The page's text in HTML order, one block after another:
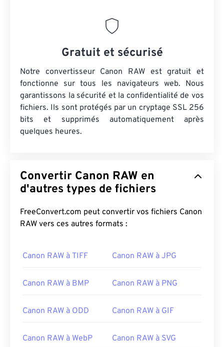
Gratuit et sécurisé
Notre convertisseur Canon RAW est gratuit et
fonctionne sur tous les navigateurs web. Nous
garantissons la sécurité et la confidentialité de vos
fichiers. Ils sont protégés par un cryptage SSL 256
bits et supprimés automatiquement après
quelques heures.
Convertir Canon RAW en
d'autres types de fichiers
FreeConvert.com peut convertir vos fichiers Canon
RAW vers ces autres formats :
Canon RAW à TIFF Canon RAW à JPG
Canon RAW à BMP Canon RAW à PNG
Canon RAW à ODD Canon RAW à GIF
Canon RAW à WebP Canon RAW à SVG